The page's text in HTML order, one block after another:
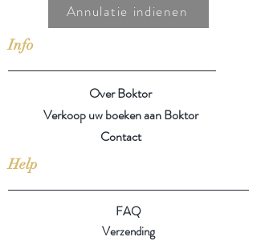
Annulatie indienen
Info
Over Boktor
Verkoop uw boeken aan Boktor
Contact
Help
FAQ
Verzending